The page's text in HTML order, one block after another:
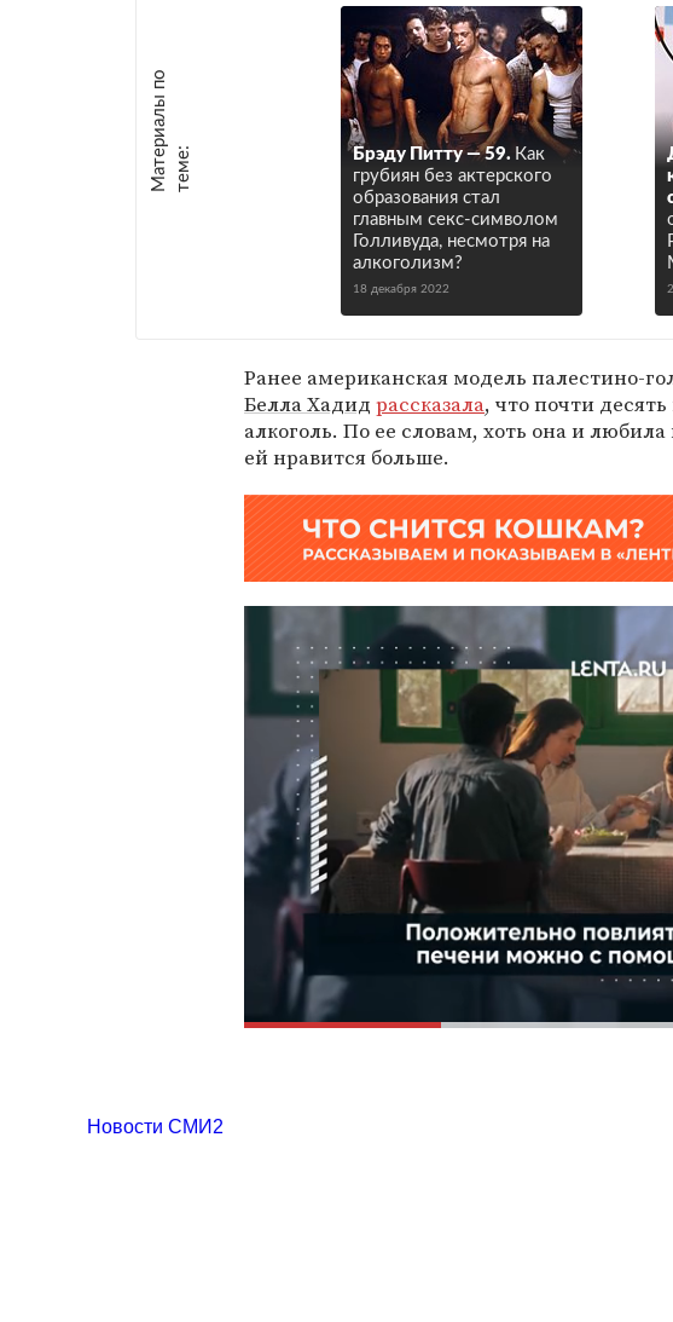
М
а
т е
р
и
а
л
ы
п
о
т
е
м
е : Брэду Питту — 59. Как
грубиян без актерского
образования стал
главным секс-символом
Голливуда, несмотря на
алкоголизм?
18 декабря 2022
Ранее американская модель палестино-
Белла Хадид рассказала, что почти
алкоголь. По ее словам, хоть она и
ей нравится больше.
Новости СМИ2